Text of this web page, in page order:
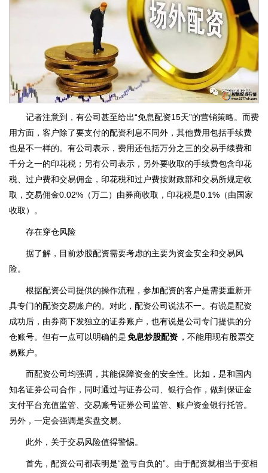
记者注意到，有公司甚至给出“免息配资15天”的营销策略。而费
用方面，客户除了要支付的配资利息不同外，其他费用包括手续费
也是不一样的。有公司表示，费用还包括万分之三的交易手续费和
千分之一的印花税；另有公司表示，另外要收取的手续费包含印花
税、过户费和交易佣金，印花税和过户费按财政部和交易所规定收
取，交易佣金0.02%（万二）由券商收取，印花税是0.1%（由国家
收取）。
存在穿仓风险
据了解，目前炒股配资需要考虑的主要为资金安全和交易风
险。
根据配资公司提供的操作流程，参加配资的客户是需要重新开
具专门的配资交易账户的。对此，配资公司说法不一。有说是配资
成功后，由券商下发独立的证券账户，也有说是公司专门提供的分
仓账号。但有一点可以明确的是免息炒股配资 ，不能用现有股票交
易账户。
而配资公司均强调，其能保障资金的安全性。比如，是和国内
知名证券公司合作，同时通过与证券公司、银行合作，做到保证金
支付平台充值监管、交易账号证券公司监管、账户资金银行托管。
另外，一定会强调是实盘交易。
此外，关于交易风险值得警惕。
首先，配资公司都表明是“盈亏自负的”。由于配资就相当于变相